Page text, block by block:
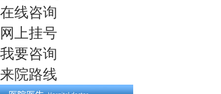
在线咨询
网上挂号
我要咨询
来院路线